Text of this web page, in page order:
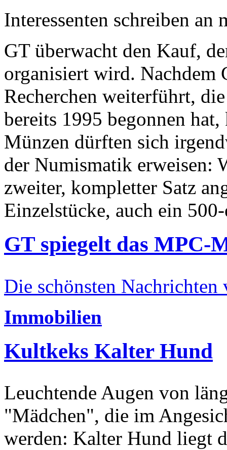
Interessenten schreiben
GT überwacht den Kauf,
organisiert wird. Nachdem
Recherchen weiterführt,
bereits 1995 begonnen
Münzen dürften sich
der Numismatik erweisen:
zweiter, kompletter Satz
Einzelstücke, auch ein
GT spiegelt das MPC-
Die schönsten Nachrichten
Immobilien
Kultkeks Kalter Hund
Leuchtende Augen von
"Mädchen", die im
werden: Kalter Hund liegt